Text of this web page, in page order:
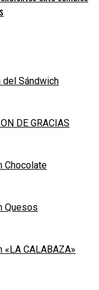
del Sándwich
DE GRACIAS
Chocolate
Quesos
CALABAZA»